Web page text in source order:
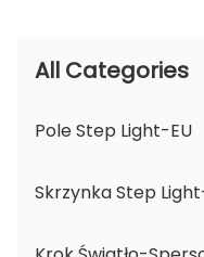
All Categories
Pole Step Light-EU
Skrzynka Step